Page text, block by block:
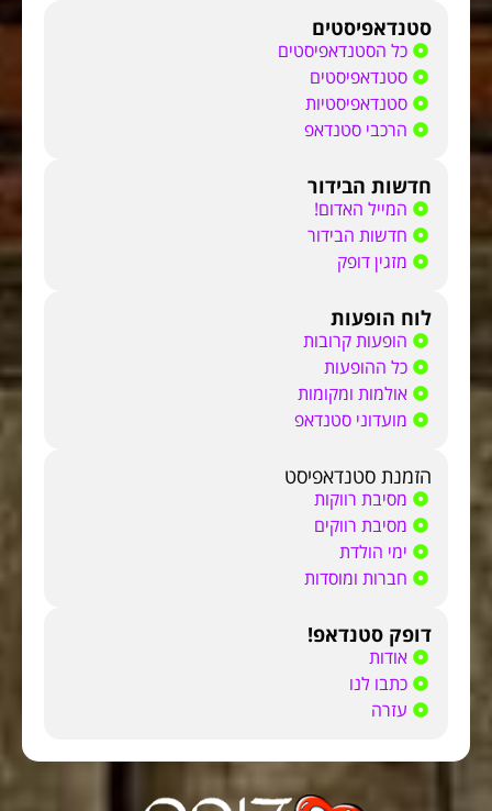
סטנדאפיסטים
כל הסטנדאפיסטים
סטנדאפיסטים
סטנדאפיסטיות
הרכבי סטנדאפ
חדשות הבידור
המייל האדום!
חדשות הבידור
מזגין דופק
לוח הופעות
הופעות קרובות
כל ההופעות
אולמות ומקומות
מועדוני סטנדאפ
הזמנת סטנדאפיסט
מסיבת רווקות
מסיבת רווקים
ימי הולדת
חברות ומוסדות
דופק סטנדאפ!
אודות
כתבו לנו
עזרה